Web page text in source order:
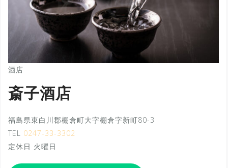
酒店
斎子酒店
福島県東白川郡棚倉町大字棚倉字新町80-3
TEL 0247-33-3302
定休日 火曜日